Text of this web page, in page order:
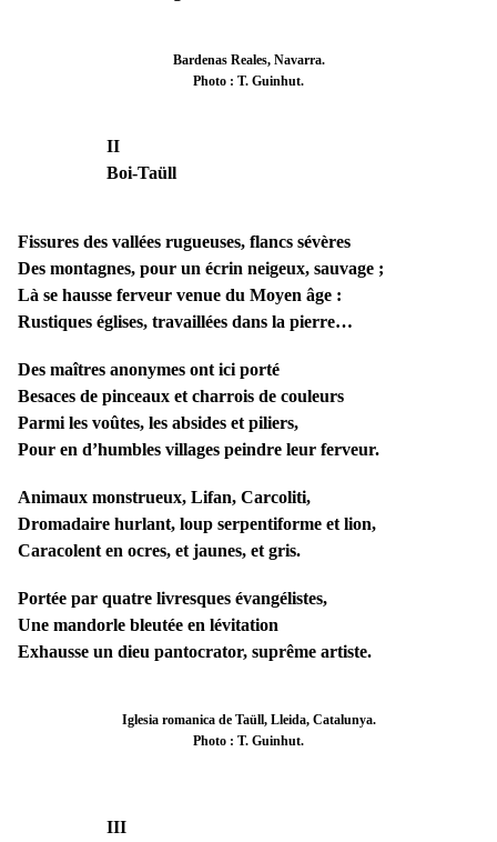
Bardenas Reales, Navarra.
Photo : T. Guinhut.
II
Boi-Taüll
Fissures des vallées rugueuses, flancs sévères
Des montagnes, pour un écrin neigeux, sauvage ;
Là se hausse ferveur venue du Moyen âge :
Rustiques églises, travaillées dans la pierre…
Des maîtres anonymes ont ici porté
Besaces de pinceaux et charrois de couleurs
Parmi les voûtes, les absides et piliers,
Pour en d’humbles villages peindre leur ferveur.
Animaux monstrueux, Lifan, Carcoliti,
Dromadaire hurlant, loup serpentiforme et lion,
Caracolent en ocres, et jaunes, et gris.
Portée par quatre livresques évangélistes,
Une mandorle bleutée en lévitation
Exhausse un dieu pantocrator, suprême artiste.
Iglesia romanica de Taüll, Lleida, Catalunya.
Photo : T. Guinhut.
III